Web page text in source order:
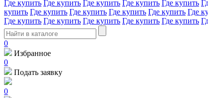
Где купить Где купить Где купить Где купить Где купить
купить Где купить Где купить Где купить Где купить Где
Где купить Где купить Где купить Где купить Где купить
0
Избранное
0
Подать заявку
0